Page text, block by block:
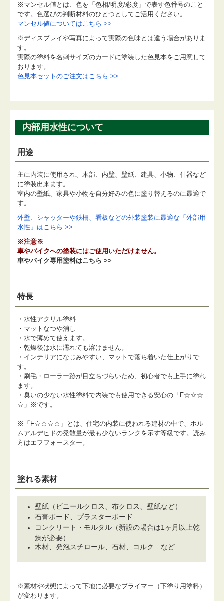
※マンセル値とは、色を「色相/明度/彩度」で表す色番号のこと
です。色選びの判断材料のひとつとしてご活用ください。
マンセル値についてはこちら >>
※ディスプレイや写真によって実際の色味とは違う場合がありま
す。
実際の塗料を名刺サイズのカードに塗装した色見本をご用意して
おります。
色見本セットのご注文はこちら >>
内部用水性について
用途
主に内装に使用され、木部、内壁、壁紙、建具、小物、什器など
に塗装出来ます。
室内の壁紙、家具や小物を自分好みの色に塗り替えるのに最適で
す。
外壁、シャッターや鉄柵、看板などの外装塗装に最適な「外部用
水性」はこちら >>
※注意※
車やバイクへの塗装にはご使用いただけません。
車やバイク専用塗料はこちら >>
特長
・水性アクリル塗料
・マットなつや消し
・水で薄めて使えます。
・乾燥後は水に濡れても溶けません。
・インテリアになじみやすい、マットで落ち着いた仕上がりで
す。
・刷毛・ローラー跡が目立ちづらいため、初心者でも上手に塗れ
ます。
・臭いの少ない水性塗料で内装でも使用できる安心の「F☆☆☆
☆」※です。
※「F☆☆☆☆」とは、住宅の内装に使われる建材の中で、ホル
ムアルデヒドの発散量が最も少ないランクを示す等級です。読み
方はエフフォースター。
塗れる素材
壁紙（ビニールクロス、布クロス、壁紙など）
石膏ボード、プラスターボード
コンクリート・モルタル（新設の場合は1ヶ月以上乾
燥が必要）
木材、発泡スチロール、石材、コルク など
※素材や状態によって下地に必要なプライマー（下塗り用塗料）
が変わります。